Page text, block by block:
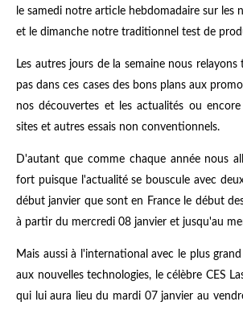
le samedi notre article hebdomadaire sur les
et le dimanche notre traditionnel test de
Les autres jours de la semaine nous
pas dans ces cases des bons plans aux
nos découvertes et les actualités ou
sites et autres essais non conventionnels.
D'autant que comme chaque année nous
fort puisque l'actualité se bouscule avec
début janvier que sont en France le début
à partir du mercredi 08 janvier et jusqu'au
Mais aussi à l'international avec le plus
aux nouvelles technologies, le célèbre CES
qui lui aura lieu du mardi 07 janvier au